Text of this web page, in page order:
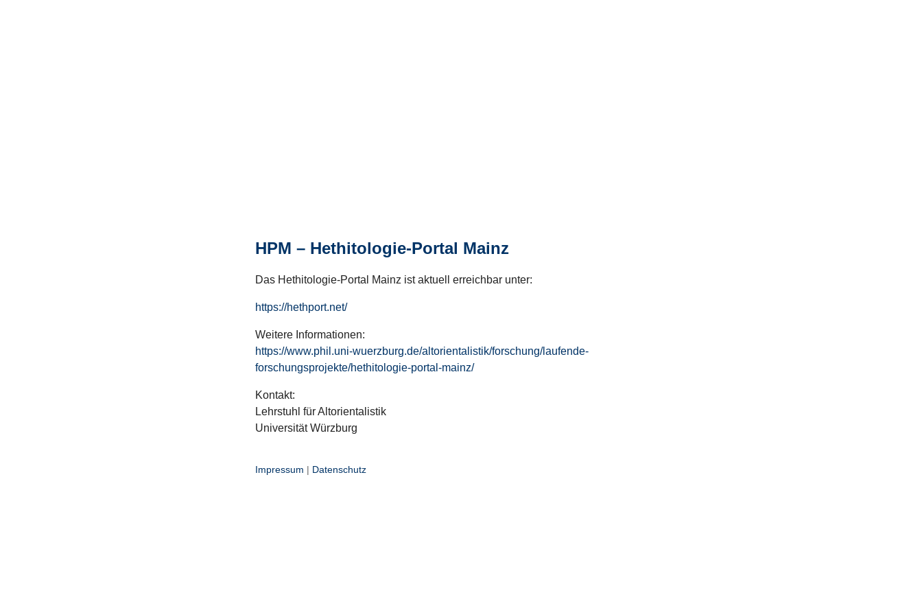
HPM – Hethitologie-Portal Mainz
Das Hethitologie-Portal Mainz ist aktuell erreichbar unter:
https://hethport.net/
Weitere Informationen:
https://www.phil.uni-wuerzburg.de/altorientalistik/forschung/laufende-
forschungsprojekte/hethitologie-portal-mainz/
Kontakt:
Lehrstuhl für Altorientalistik
Universität Würzburg
Impressum | Datenschutz